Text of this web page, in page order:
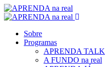
Sobre
Programas
APRENDA TALK
A FUNDO na real